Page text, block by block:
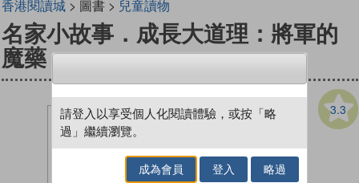
香港閱讀城> 圖書 > 兒童讀物
名家小故事．成長大道理：將軍的
魔藥
3.3
請登入以享受個人化閱讀體驗，或按「略
過」繼續瀏覽。
成為會員 登入 略過